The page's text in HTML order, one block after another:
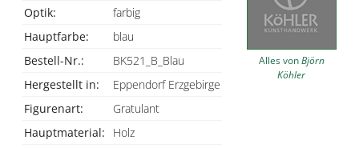
Optik:
farbig
Hauptfarbe:
blau
Bestell-Nr.:
BK521_B_Blau
Hergestellt in:
Eppendorf Erzgebirge
Figurenart:
Gratulant
Hauptmaterial:
Holz
Alles vonBjörn
Köhler